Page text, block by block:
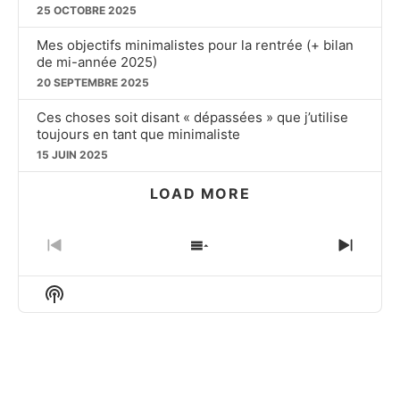
25 OCTOBRE 2025
Mes objectifs minimalistes pour la rentrée (+ bilan
de mi-année 2025)
20 SEPTEMBRE 2025
Ces choses soit disant « dépassées » que j’utilise
toujours en tant que minimaliste
15 JUIN 2025
LOAD MORE
PREVIOUS
EPISODE
SHOW
EPISODES
NEXT
Show
Podcast